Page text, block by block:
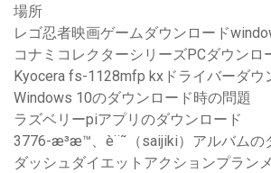
場所
レゴ忍者映画ゲームダウンロード
コナミコレクターシリーズPCダウンロ
Kyocera fs-1128mfp kxドライバーダウ
Windows 10のダウンロード時の問題
ラズベリーpiアプリのダウンロード
3776-æ­³æ™、è¨˜（saijiki）アルバムの
ダッシュダイエットアクションプラン